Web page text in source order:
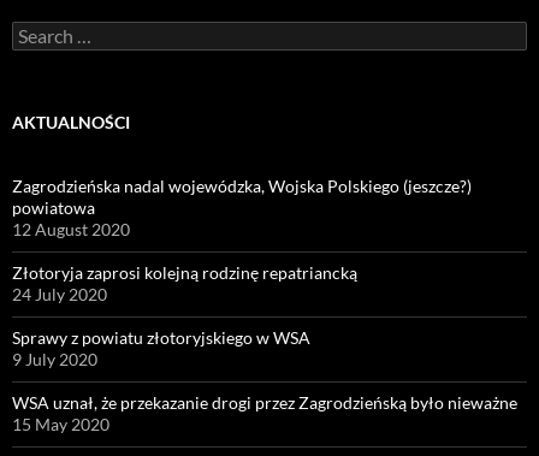
Search
for:
AKTUALNOŚCI
Zagrodzieńska nadal wojewódzka, Wojska Polskiego (jeszcze?)
powiatowa
12 August 2020
Złotoryja zaprosi kolejną rodzinę repatriancką
24 July 2020
Sprawy z powiatu złotoryjskiego w WSA
9 July 2020
WSA uznał, że przekazanie drogi przez Zagrodzieńską było nieważne
15 May 2020